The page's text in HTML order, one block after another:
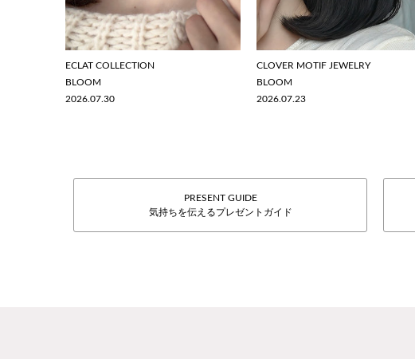
ECLAT COLLECTION
BLOOM
2026.07.30
CLOVER MOTIF JEWELRY
BLOOM
2026.07.23
PRESENT GUIDE
気持ちを伝えるプレゼントガイド